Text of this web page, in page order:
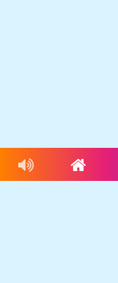
Livres audioAccueil